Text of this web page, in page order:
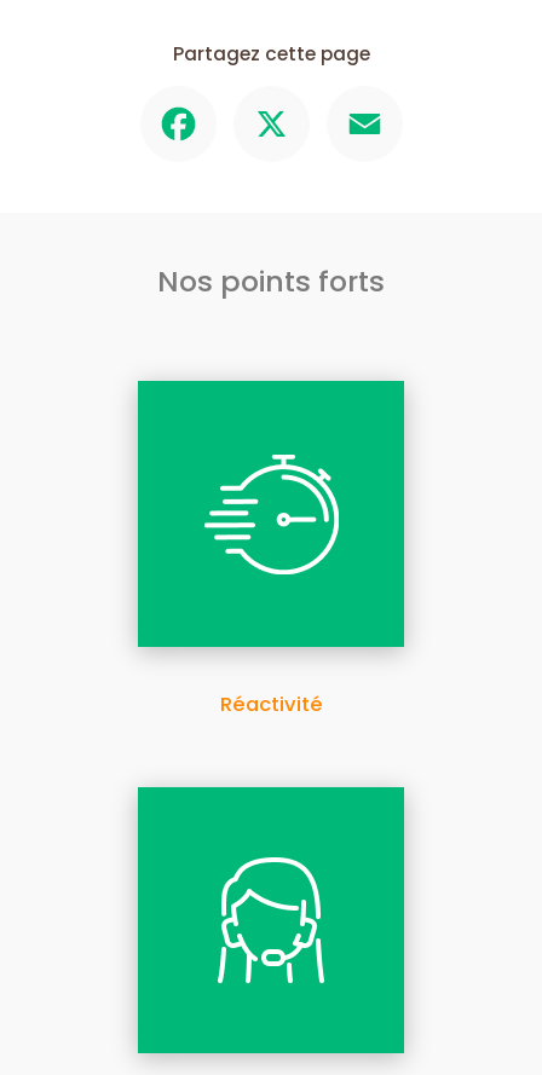
Partagez cette page
Nos points forts
Réactivité